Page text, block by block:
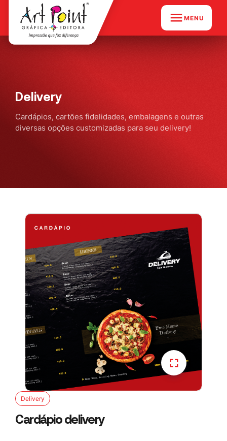
MENU
Delivery
Cardápios, cartões fidelidades, embalagens e outras
diversas opções customizadas para seu delivery!
Delivery
Cardápio delivery